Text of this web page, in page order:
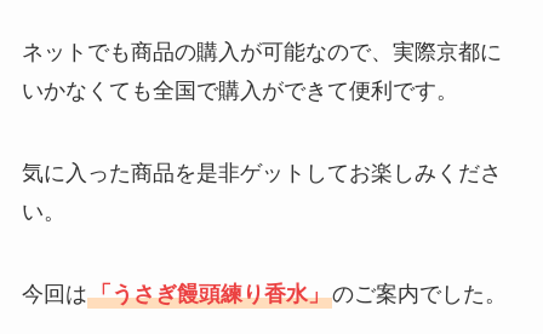
ネットでも商品の購入が可能なので、実際京都に
いかなくても全国で購入ができて便利です。
気に入った商品を是非ゲットしてお楽しみくださ
い。
今回は「うさぎ饅頭練り香水」のご案内でした。